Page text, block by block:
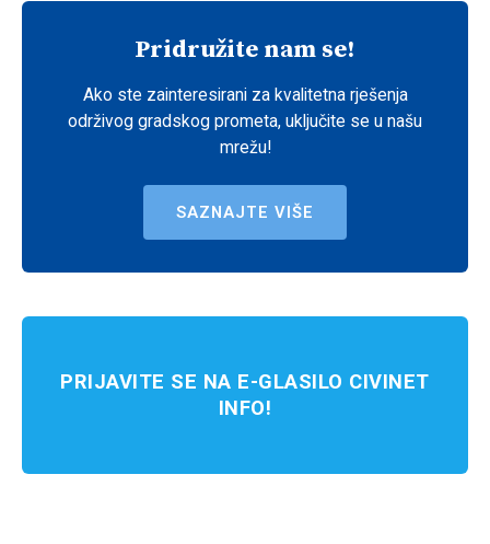
Pridružite nam se!
Ako ste zainteresirani za kvalitetna rješenja
održivog gradskog prometa, uključite se u našu
mrežu!
SAZNAJTE VIŠE
PRIJAVITE SE NA E-GLASILO CIVINET
INFO!